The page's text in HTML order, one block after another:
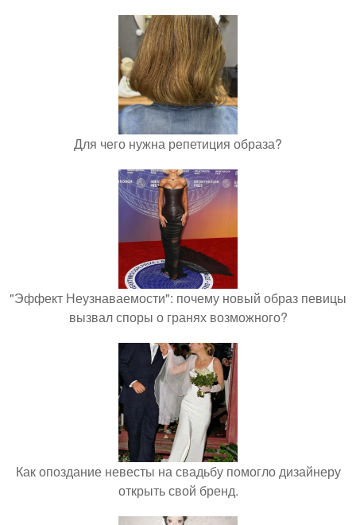
Для чего нужна репетиция образа?
"Эффект Неузнаваемости": почему новый образ певицы
вызвал споры о гранях возможного?
Как опоздание невесты на свадьбу помогло дизайнеру
открыть свой бренд.